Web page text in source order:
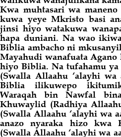
Kwa muhtasari wa
kuwa yeye Mkristo basi
jinsi hiyo watakuwa
hapa duniani. Na wao
Biblia ambacho ni
Mayahudi wanafuata
hiyo Biblia. Na tufahamu
(Swalla Allaahu ‘alayhi
Biblia ilikuwepo
Waraqah bin Nawfal
Khuwaylid (Radhiya
(Swalla Allaahu ‘alayhi wa
anazo nyaraka hizo kwa
(Swalla Allaahu ‘alayhi wa